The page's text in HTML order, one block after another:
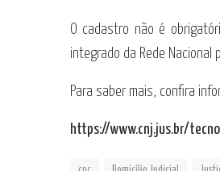
O cadastro não é
integrado da Rede Nacional
Para saber mais, confira
https://www.cnj.jus.br/